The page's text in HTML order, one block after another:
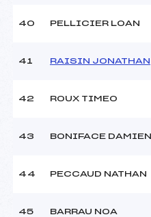
40 PELLICIER LOAN
41 RAISIN JONATHAN
42 ROUX TIMEO
43 BONIFACE DAMIEN
44 PECCAUD NATHAN
45 BARRAU NOA